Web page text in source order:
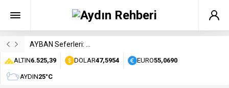
ALTIN6.525,39 DOLAR47,5954 EURO55,0690
AYDIN25°C